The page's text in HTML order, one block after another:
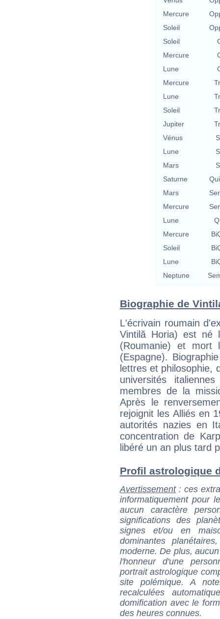
Mercure
Soleil
Soleil
Mercure
Lune
Mercure
Lune
Soleil
Jupiter
Vénus
Lune
Mars
Saturne
Mars
Mercure
Lune
Mercure
Soleil
Lune
Neptune
Biographie de
L'écrivain roumain
Vintilă Horia) est né
(Roumanie) et mort
(Espagne).
lettres et philosophie,
universités
membres de la
Après le
rejoignit les Alliés en
autorités nazies en
concentration de
libéré un an plus tard
Profil astrologique
Avertissement: ces
informatiquement pour
aucun caractère
significations des
signes et/ou en
dominantes
moderne. De plus,
l'honneur d'une
portrait astrologique
site polémique. A
recalculées
domification avec le
des heures connues.